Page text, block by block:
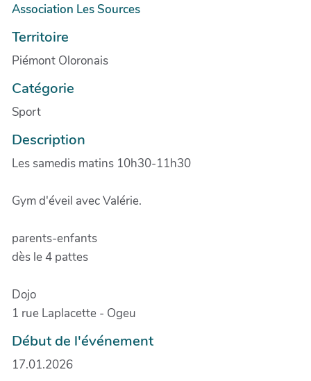
Association Les Sources
Territoire
Piémont Oloronais
Catégorie
Sport
Description
Les samedis matins 10h30-11h30
Gym d'éveil avec Valérie.
parents-enfants
dès le 4 pattes
Dojo
1 rue Laplacette - Ogeu
Début de l'événement
17.01.2026